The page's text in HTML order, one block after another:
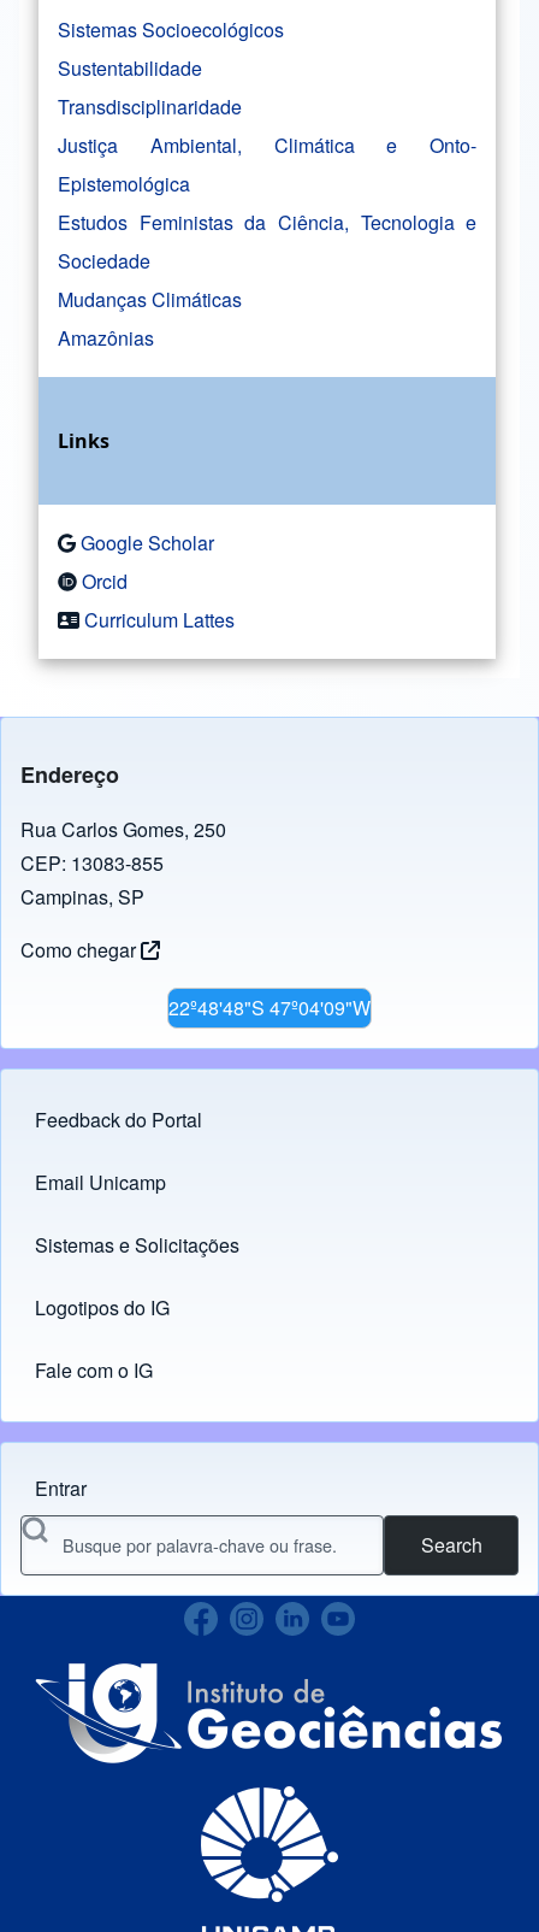
Sistemas Socioecológicos
Sustentabilidade
Transdisciplinaridade
Justiça Ambiental, Climática e Onto-
Epistemológica
Estudos Feministas da Ciência, Tecnologia e
Sociedade
Mudanças Climáticas
Amazônias
Links
Google Scholar
Orcid
Curriculum Lattes
Endereço
Rua Carlos Gomes, 250
CEP: 13083-855
Campinas, SP
Como chegar
22º48'48"S 47º04'09"W
Footer menu
Feedback do Portal
Links
Email Unicamp
(opens in new tab)
Sistemas e Solicitações
(opens in new tab)
Logotipos do IG
(opens in new tab)
Fale com o IG
Menu do usuário
Entrar
Search